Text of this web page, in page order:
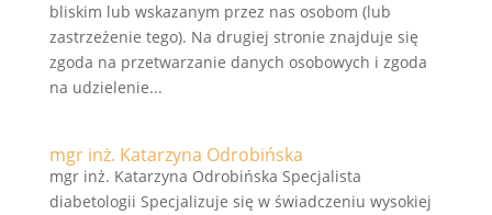
bliskim lub wskazanym przez nas osobom (lub
zastrzeżenie tego). Na drugiej stronie znajduje się
zgoda na przetwarzanie danych osobowych i zgoda
na udzielenie...
mgr inż. Katarzyna Odrobińska
mgr inż. Katarzyna Odrobińska Specjalista
diabetologii Specjalizuje się w świadczeniu wysokiej